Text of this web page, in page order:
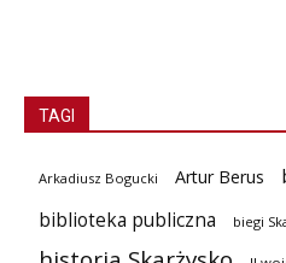
TAGI
Arkadiusz Bogucki Artur Berus
biblioteka publiczna
biegi